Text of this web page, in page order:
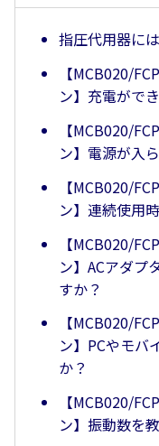
指圧代用器に
【MCB020/
ン】充電がで
【MCB020/
ン】電源が入
【MCB020/
ン】連続使用
【MCB020/
ン】ACアダプ
すか？
【MCB020/
ン】PCやモバ
か？
【MCB020/
ン】振動数を